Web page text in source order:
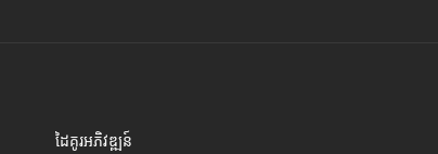
ដៃគូរអភិវឌ្ឍន៍